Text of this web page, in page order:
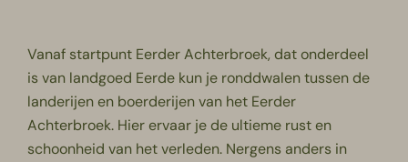
Vanaf startpunt Eerder Achterbroek, dat onderdeel
is van landgoed Eerde kun je ronddwalen tussen de
landerijen en boerderijen van het Eerder
Achterbroek. Hier ervaar je de ultieme rust en
schoonheid van het verleden. Nergens anders in